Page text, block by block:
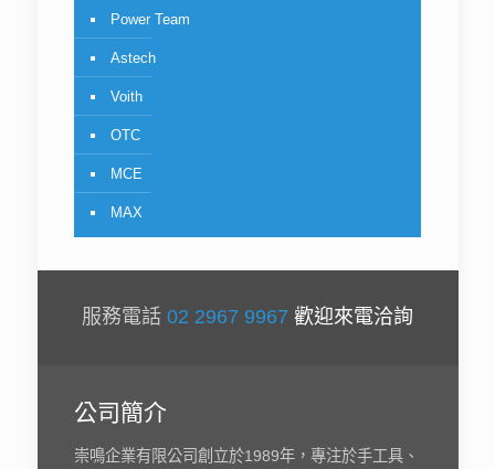
Power Team
Astech
Voith
OTC
MCE
MAX
服務電話 02 2967 9967 歡迎來電洽詢
公司簡介
崇鳴企業有限公司創立於1989年，專注於手工具、